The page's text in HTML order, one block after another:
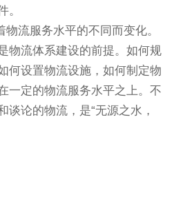
。
流服务水平的不同而变化。
物流体系建设的前提。如何规
何设置物流设施，如何制定物
一定的物流服务水平之上。不
谈论的物流，是“无源之水，